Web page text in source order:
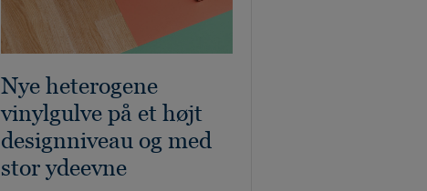
Nye heterogene
vinylgulve på et højt
designniveau og med
stor ydeevne